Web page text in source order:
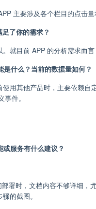
主要涉及各个栏目的点击
了你的需求？
就目前 APP 的分析需求而
是什么？当前的数据量如何？
使用其他产品时，主要依赖
件。
服务有什么建议？
部署时，文档内容不够详细
的截图。